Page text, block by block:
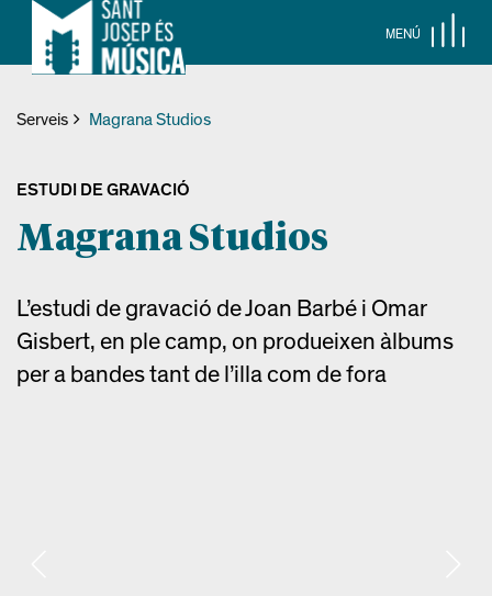
MENÚ
Serveis Magrana Studios
ESTUDI DE GRAVACIÓ
Magrana Studios
L’estudi de gravació de Joan Barbé i Omar
Gisbert, en ple camp, on produeixen àlbums
per a bandes tant de l’illa com de fora